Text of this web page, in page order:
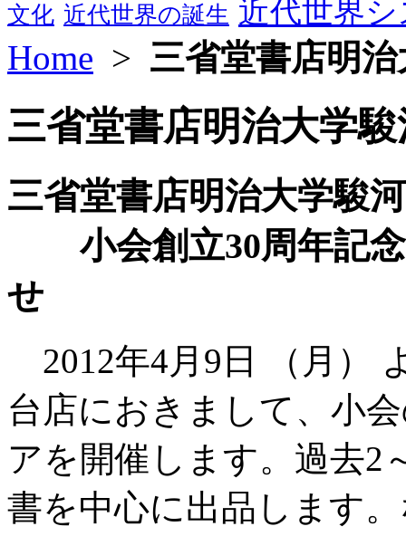
文化 近代世界の誕生 近代世界
Home > 三省堂書店明
三省堂書店明治大学
三省堂書店明治大学駿
小会創立30周年記念
せ
2012年4月9日 （月）
台店におきまして、小
アを開催します。過去2
書を中心に出品します